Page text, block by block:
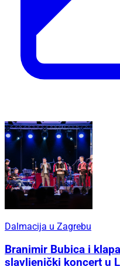
Dalmacija u Zagrebu
Branimir Bubica i
slavljenički koncert u